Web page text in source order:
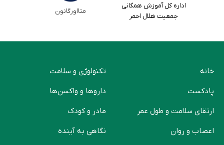
اداره کل آموزش همگانی
جمعیت هلال احمر
متااورگانون
خانه
پادکست
ارتقای سلامت و طول عمر
اعصاب و روان
تکنولوژی و سلامت
دارو‌ها و واکسن‌ها
مادر و کودک
نگاهی به آینده